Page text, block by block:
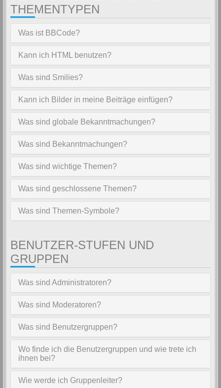
THEMENTYPEN
Was ist BBCode?
Kann ich HTML benutzen?
Was sind Smilies?
Kann ich Bilder in meine Beiträge einfügen?
Was sind globale Bekanntmachungen?
Was sind Bekanntmachungen?
Was sind wichtige Themen?
Was sind geschlossene Themen?
Was sind Themen-Symbole?
BENUTZER-STUFEN UND
GRUPPEN
Was sind Administratoren?
Was sind Moderatoren?
Was sind Benutzergruppen?
Wo finde ich die Benutzergruppen und wie trete ich
ihnen bei?
Wie werde ich Gruppenleiter?